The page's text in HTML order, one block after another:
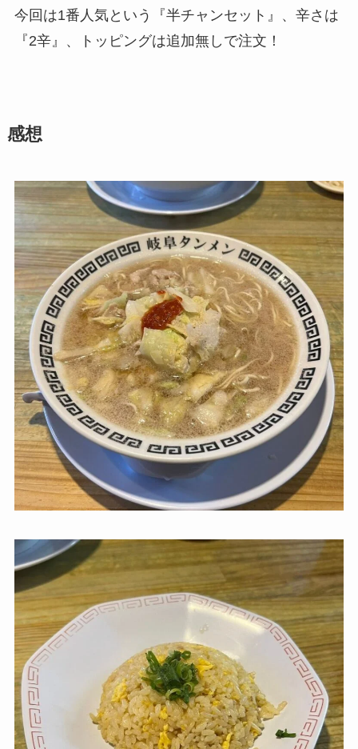
今回は1番人気という『半チャンセット』、辛さは
『2辛』、トッピングは追加無しで注文！
感想